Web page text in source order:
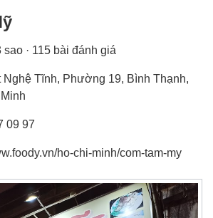
sao · 115 bài đánh giá
Tĩnh, Phường 19, Bình Thạnh,
09 97
ho-chi-minh/com-tam-my